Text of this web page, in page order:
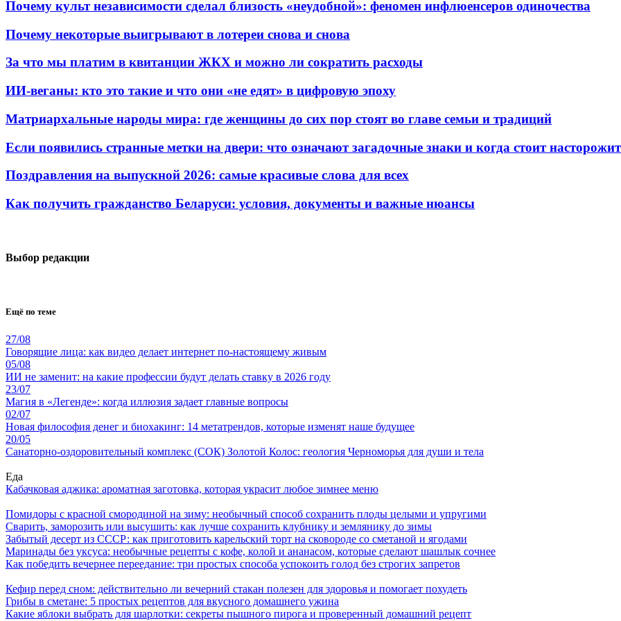
Почему культ независимости сделал близость «неудобной»: феномен инфлюенсеров одиночества
Почему некоторые выигрывают в лотереи снова и снова
За что мы платим в квитанции ЖКХ и можно ли сократить расходы
ИИ-веганы: кто это такие и что они «не едят» в цифровую эпоху
Матриархальные народы мира: где женщины до сих пор стоят во главе семьи и традиций
Если появились странные метки на двери: что означают загадочные знаки и когда стоит
Поздравления на выпускной 2026: самые красивые слова для всех
Как получить гражданство Беларуси: условия, документы и важные нюансы
Выбор редакции
Ещё по теме
27/08
Говорящие лица: как видео делает интернет по-настоящему живым
05/08
ИИ не заменит: на какие профессии будут делать ставку в 2026 году
23/07
Магия в «Легенде»: когда иллюзия задает главные вопросы
02/07
Новая философия денег и биохакинг: 14 метатрендов, которые изменят наше будущее
20/05
Санаторно-оздоровительный комплекс (СОК) Золотой Колос: геология Черноморья для души и тела
Еда
Кабачковая аджика: ароматная заготовка, которая украсит любое зимнее меню
Помидоры с красной смородиной на зиму: необычный способ сохранить плоды целыми и упругими
Сварить, заморозить или высушить: как лучше сохранить клубнику и землянику до зимы
Забытый десерт из СССР: как приготовить карельский торт на сковороде со сметаной и ягодами
Маринады без уксуса: необычные рецепты с кофе, колой и ананасом, которые сделают шашлык сочнее
Как победить вечернее переедание: три простых способа успокоить голод без строгих запретов
Кефир перед сном: действительно ли вечерний стакан полезен для здоровья и помогает похудеть
Грибы в сметане: 5 простых рецептов для вкусного домашнего ужина
Какие яблоки выбрать для шарлотки: секреты пышного пирога и проверенный домашний рецепт